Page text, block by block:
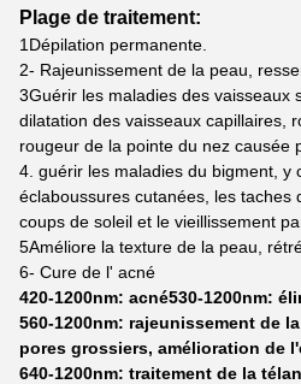
Plage de traitement:
1Dépilation permanente.
2- Rajeunissement de la peau,
3Guérir les maladies des vaisseaux
dilatation des vaisseaux capillaires,
rougeur de la pointe du nez causée
4. guérir les maladies du bigment, y
éclaboussures cutanées, les taches
coups de soleil et le vieillissement
5Améliore la texture de la peau,
6- Cure de l' acné
420-1200nm: acné530-1200nm:
560-1200nm: rajeunissement de
pores grossiers, amélioration de
640-1200nm: traitement de la